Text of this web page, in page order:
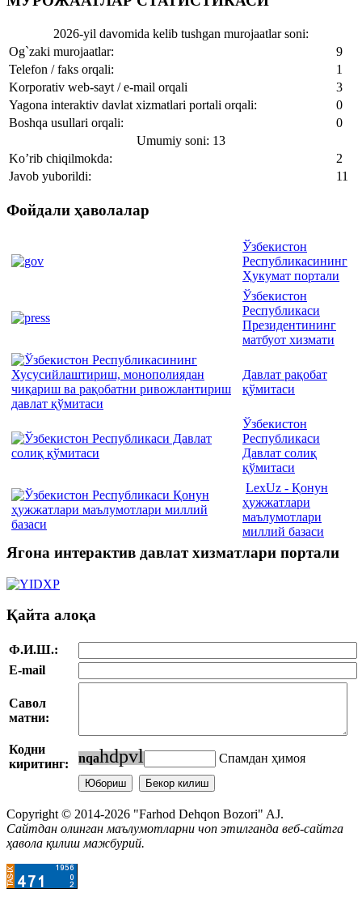
2026-yil davomida kelib tushgan murojaatlar soni:
Og`zaki murojaatlar:
9
Telefon / faks orqali:
1
Korporativ web-sayt / e-mail orqali
3
Yagona interaktiv davlat xizmatlari portali orqali:
0
Boshqa usullari orqali:
0
Umumiy soni: 13
Ko’rib chiqilmokda:
2
Javob yuborildi:
11
Фойдали ҳаволалар
Ўзбекистон
Республикасининг
Ҳукумат портали
Ўзбекистон
Республикаси
Президентининг
матбуот хизмати
Давлат рақобат
қўмитаси
Ўзбекистон
Республикаси
Давлат солиқ
қўмитаси
LexUz - Қонун
ҳужжатлари
маълумотлари
миллий базаси
Ягона интерактив давлат хизматлари портали
Қайта алоқа
Ф.И.Ш.:
E-mail
Савол
матни:
Кодни
киритинг:
nqahdpvl Спамдан ҳимоя
Copyright © 2014-2026 "Farhod Dehqon Bozori" AJ.
Сайтдан олинган маълумотларни чоп этилганда веб-сайтга
ҳавола қилиш мажбурий.